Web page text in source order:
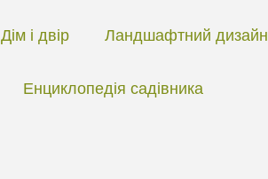
Дім і двір Ландшафтний дизайн
Енциклопедія садівника